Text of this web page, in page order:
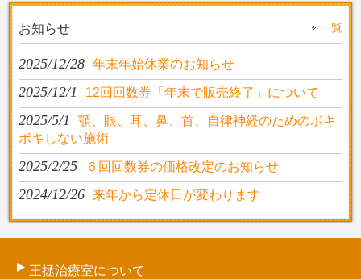
お知らせ 一覧
2025/12/28 年末年始休業のお知らせ
2025/12/1 12回回数券「年末で販売終了」について
2025/5/1
顎、眼、耳、鼻、首、自律神経のためのボキ
ボキしない施術
2025/2/25 ６回回数券の価格改定のお知らせ
2024/12/26 来年から定休日が変わります
王拯治療室について